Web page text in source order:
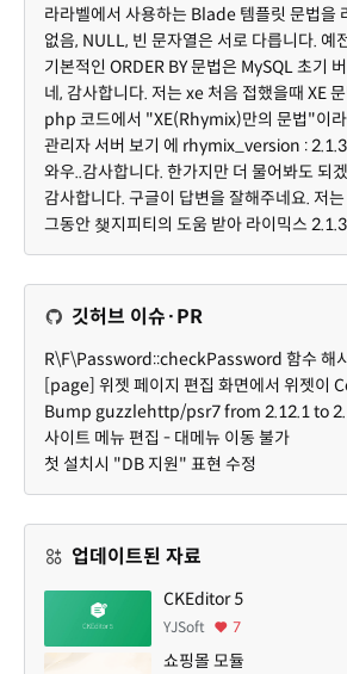
깃허브 이슈·PR
사이트 메뉴 편집 - 대메뉴 이동 불가
첫 설치시 "DB 지원" 표현 수정
업데이트된 자료
CKEditor 5
YJSoft 7
쇼핑몰 모듈